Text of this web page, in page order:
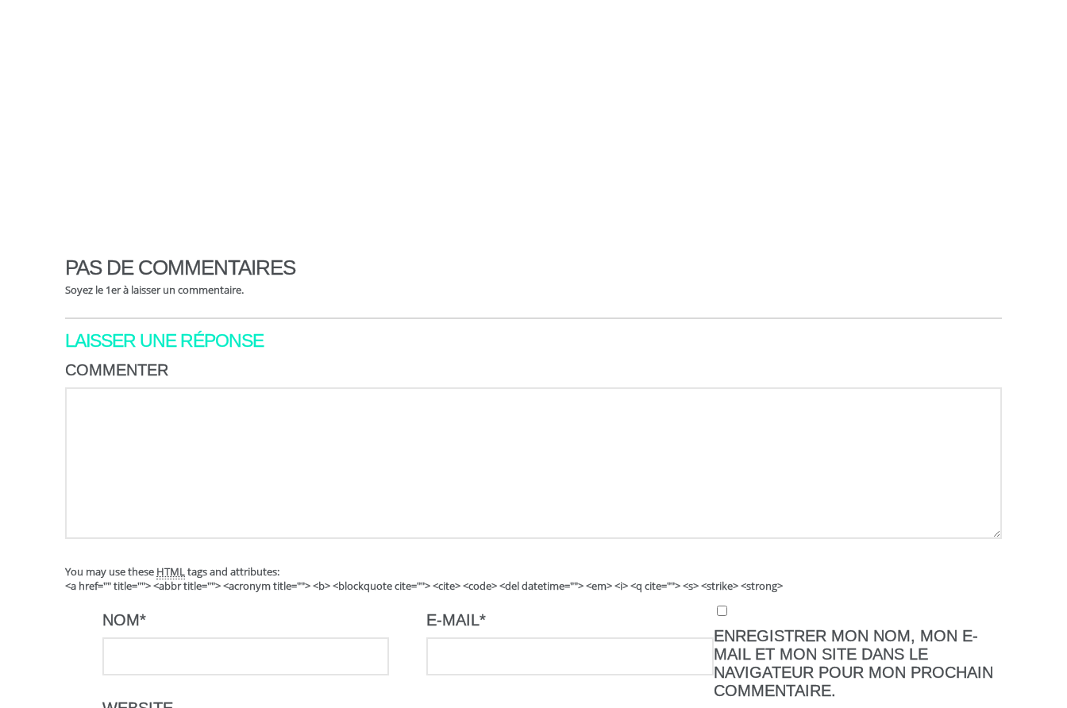
PAS DE COMMENTAIRES
Soyez le 1er à laisser un commentaire.
LAISSER UNE RÉPONSE
COMMENTER
You may use these HTMLtags and attributes:
<a href="" title=""> <abbr title=""> <acronym title=""> <b> <blockquote cite=""> <cite> <code> <del datetime=""> <em> <i> <q cite=""> <s> <strike> <strong>
NOM* E-MAIL*
ENREGISTRER MON NOM, MON E-
MAIL ET MON SITE DANS LE
NAVIGATEUR POUR MON PROCHAIN
COMMENTAIRE.